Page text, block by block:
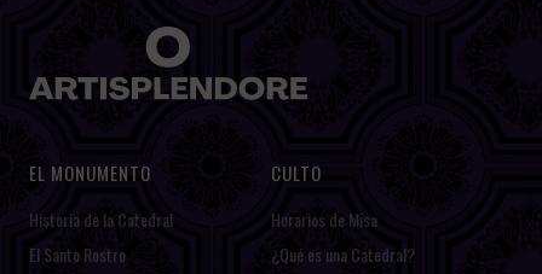
EL MONUMENTO
Historia de la Catedral
El Santo Rostro
CULTO
Horarios de Misa
¿Qué es una Catedral?